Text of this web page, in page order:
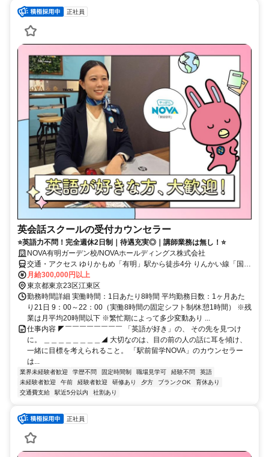
正社員
英会話スクールの受付カウンセラー
⭐英語力不問！完全週休2日制｜待遇充実◎｜講師業務は無し！⭐
NOVA有明ガーデン校/NOVAホールディングス株式会社
交通・アクセス ゆりかもめ「有明」駅から徒歩4分 りんかい線「国際
展示場」駅から徒歩6分
月給300,000円以上
東京都東京23区江東区
勤務時間詳細 実働時間：1日あたり8時間 平均勤務日数：1ヶ月あた
り21日 9：00～22：00（実働8時間の固定シフト制/休憩1時間） ※残
業は月平均20時間以下 ※繁忙期によって多少変動あり ...
仕事内容 ◤￣￣￣￣￣￣￣￣ 「英語が好き」の、 その先を見つけ
に。 ＿＿＿＿＿＿＿＿◢ 大切なのは、目の前の人の話に耳を傾け、
一緒に目標を考えられること。 「駅前留学NOVA」のカウンセラー
は...
業界未経験者歓迎 学歴不問 固定時間制 職場見学可 経験不問
英語
未経験者歓迎
午前 経験者歓迎 研修あり 夕方 ブランクOK
育休あり
交通費支給
駅近5分以内 社割あり
正社員